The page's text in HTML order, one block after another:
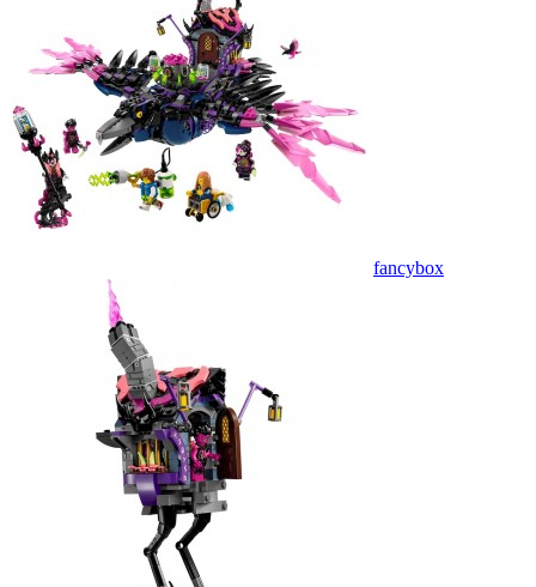
fancybox